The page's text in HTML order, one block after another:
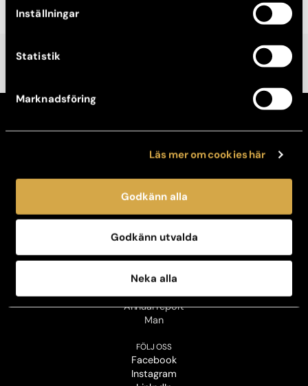
Inställningar
Statistik
Marknadsföring
Läs mer om cookies här
Godkänn alla
Godkänn utvalda
Neka alla
KONTAKT
Avboka tid
OM OSS
Kontaktpersoner för press
Business code of conduct
Annual report
Man
FÖLJ OSS
Facebook
Instagram